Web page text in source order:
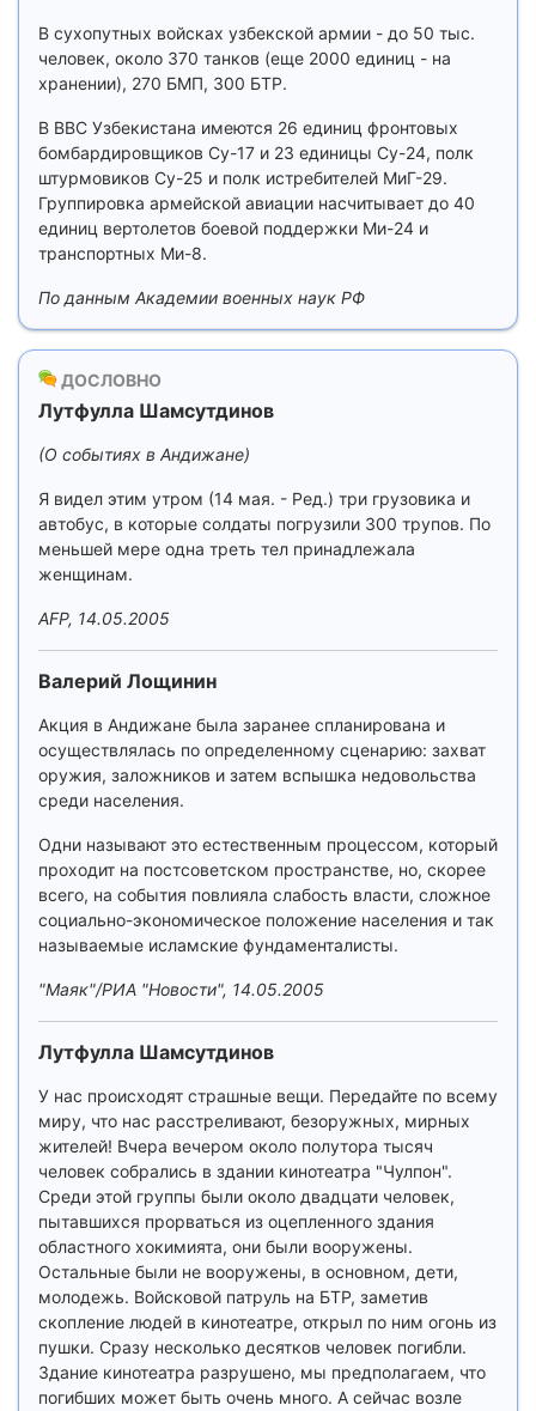
В сухопутных войсках узбекской армии - до 50 тыс.
человек, около 370 танков (еще 2000 единиц - на
хранении), 270 БМП, 300 БТР.
В ВВС Узбекистана имеются 26 единиц фронтовых
бомбардировщиков Су-17 и 23 единицы Су-24, полк
штурмовиков Су-25 и полк истребителей МиГ-29.
Группировка армейской авиации насчитывает до 40
единиц вертолетов боевой поддержки Ми-24 и
транспортных Ми-8.
По данным Академии военных наук РФ
ДОСЛОВНО
Лутфулла Шамсутдинов
(О событиях в Андижане)
Я видел этим утром (14 мая. - Ред.) три грузовика и
автобус, в которые солдаты погрузили 300 трупов. По
меньшей мере одна треть тел принадлежала
женщинам.
AFP, 14.05.2005
Валерий Лощинин
Акция в Андижане была заранее спланирована и
осуществлялась по определенному сценарию: захват
оружия, заложников и затем вспышка недовольства
среди населения.
Одни называют это естественным процессом, который
проходит на постсоветском пространстве, но, скорее
всего, на события повлияла слабость власти, сложное
социально-экономическое положение населения и так
называемые исламские фундаменталисты.
"Маяк"/РИА "Новости", 14.05.2005
Лутфулла Шамсутдинов
У нас происходят страшные вещи. Передайте по всему
миру, что нас расстреливают, безоружных, мирных
жителей! Вчера вечером около полутора тысяч
человек собрались в здании кинотеатра "Чулпон".
Среди этой группы были около двадцати человек,
пытавшихся прорваться из оцепленного здания
областного хокимията, они были вооружены.
Остальные были не вооружены, в основном, дети,
молодежь. Войсковой патруль на БТР, заметив
скопление людей в кинотеатре, открыл по ним огонь из
пушки. Сразу несколько десятков человек погибли.
Здание кинотеатра разрушено, мы предполагаем, что
погибших может быть очень много. А сейчас возле